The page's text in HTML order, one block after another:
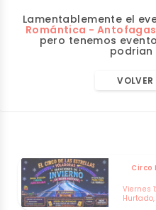
Lamentablemente el
Romántica -
pero tenemos
podrian
Circo
Viernes